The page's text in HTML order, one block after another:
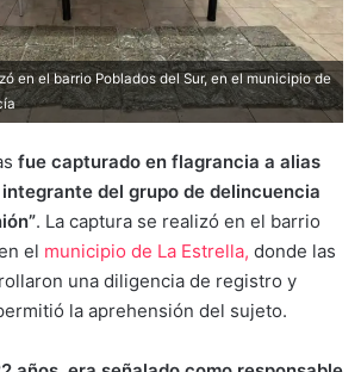
en el barrio Poblados del Sur, en el municipio de
fue capturado en flagrancia a alias
integrante del grupo de delincuencia
. La captura se realizó en el barrio
el municipio de La Estrella, donde las
una diligencia de registro y
la aprehensión del sujeto.